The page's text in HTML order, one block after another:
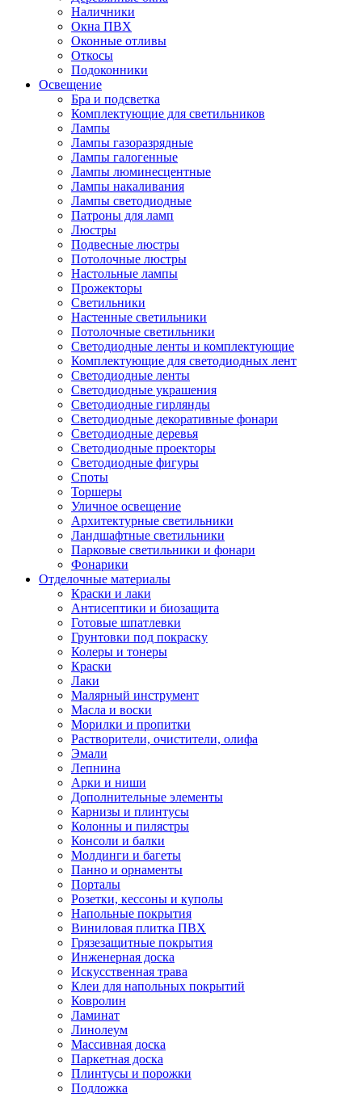
Наличники
Окна ПВХ
Оконные отливы
Откосы
Подоконники
Освещение
Бра и подсветка
Комплектующие для светильников
Лампы
Лампы газоразрядные
Лампы галогенные
Лампы люминесцентные
Лампы накаливания
Лампы светодиодные
Патроны для ламп
Люстры
Подвесные люстры
Потолочные люстры
Настольные лампы
Прожекторы
Светильники
Настенные светильники
Потолочные светильники
Светодиодные ленты и комплектующие
Комплектующие для светодиодных лент
Светодиодные ленты
Светодиодные украшения
Светодиодные гирлянды
Светодиодные декоративные фонари
Светодиодные деревья
Светодиодные проекторы
Светодиодные фигуры
Споты
Торшеры
Уличное освещение
Архитектурные светильники
Ландшафтные светильники
Парковые светильники и фонари
Фонарики
Отделочные материалы
Краски и лаки
Антисептики и биозащита
Готовые шпатлевки
Грунтовки под покраску
Колеры и тонеры
Краски
Лаки
Малярный инструмент
Масла и воски
Морилки и пропитки
Растворители, очистители, олифа
Эмали
Лепнина
Арки и ниши
Дополнительные элементы
Карнизы и плинтусы
Колонны и пилястры
Консоли и балки
Молдинги и багеты
Панно и орнаменты
Порталы
Розетки, кессоны и куполы
Напольные покрытия
Виниловая плитка ПВХ
Грязезащитные покрытия
Инженерная доска
Искусственная трава
Клеи для напольных покрытий
Ковролин
Ламинат
Линолеум
Массивная доска
Паркетная доска
Плинтусы и порожки
Подложка